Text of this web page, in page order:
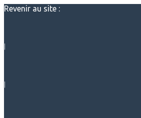
Revenir au site :